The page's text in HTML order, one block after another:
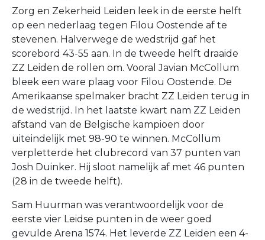
Zorg en Zekerheid Leiden leek in de eerste helft
op een nederlaag tegen Filou Oostende af te
stevenen. Halverwege de wedstrijd gaf het
scorebord 43-55 aan. In de tweede helft draaide
ZZ Leiden de rollen om. Vooral Javian McCollum
bleek een ware plaag voor Filou Oostende. De
Amerikaanse spelmaker bracht ZZ Leiden terug in
de wedstrijd. In het laatste kwart nam ZZ Leiden
afstand van de Belgische kampioen door
uiteindelijk met 98-90 te winnen. McCollum
verpletterde het clubrecord van 37 punten van
Josh Duinker. Hij sloot namelijk af met 46 punten
(28 in de tweede helft).
Sam Huurman was verantwoordelijk voor de
eerste vier Leidse punten in de weer goed
gevulde Arena 1574. Het leverde ZZ Leiden een 4-